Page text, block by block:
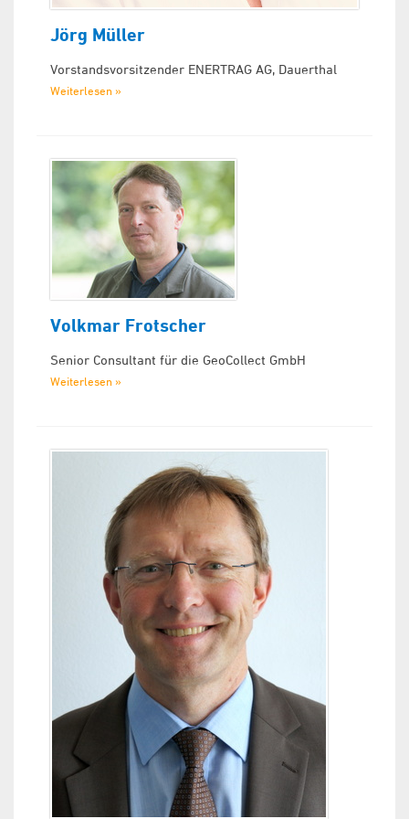
Jörg Müller
Vorstandsvorsitzender ENERTRAG AG, Dauerthal
Weiterlesen »
Volkmar Frotscher
Senior Consultant für die GeoCollect GmbH
Weiterlesen »